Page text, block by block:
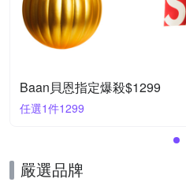
Baan貝恩指定爆殺$1299
任選1件1299
嚴選品牌